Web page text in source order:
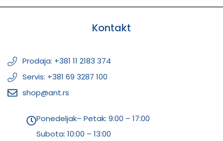
Kontakt
Prodaja: +381 11 2183 374
Servis: +381 69 3287 100
shop@ant.rs
Ponedeljak– Petak: 9:00 – 17:00
Subota: 10:00 – 13:00